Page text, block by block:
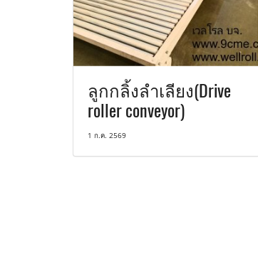
ลูกกลิ้งลำเลียง(Drive
roller conveyor)
1 ก.ค. 2569